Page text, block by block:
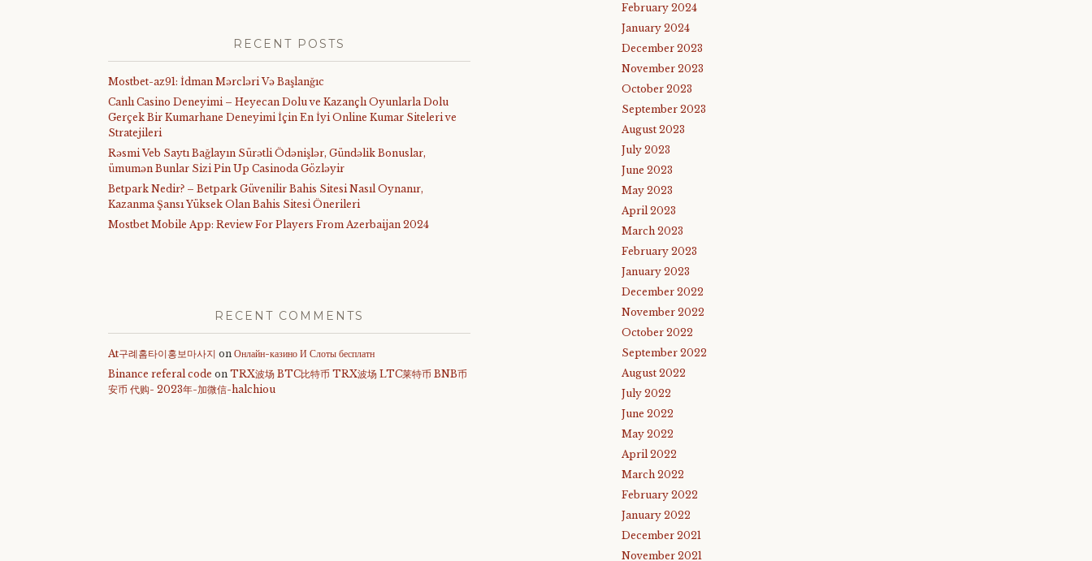
RECENT POSTS
Mostbet-az91: İdman Mərcləri Və Başlanğıc
Canlı Casino Deneyimi – Heyecan Dolu ve Kazançlı Oyunlarla Dolu
Gerçek Bir Kumarhane Deneyimi İçin En İyi Online Kumar Siteleri ve
Stratejileri
Rəsmi Veb Saytı Bağlayın️ Sürətli Ödənişlər, Gündəlik Bonuslar,
ümumən Bunlar Sizi Pin Up Casinoda Gözləyir
Betpark Nedir? – Betpark Güvenilir Bahis Sitesi Nasıl Oynanır,
Kazanma Şansı Yüksek Olan Bahis Sitesi Önerileri
Mostbet Mobile App: Review For Players From Azerbaijan 2024
RECENT COMMENTS
At구례홈타이홍보마사지 onОнлайн-казино И Слоты бесплатн
Binance referal code onTRX波场 BTC比特币 TRX波场 LTC莱特币 BNB币
安币 代购- 2023年-加微信-halchiou
February 2024
January 2024
December 2023
November 2023
October 2023
September 2023
August 2023
July 2023
June 2023
May 2023
April 2023
March 2023
February 2023
January 2023
December 2022
November 2022
October 2022
September 2022
August 2022
July 2022
June 2022
May 2022
April 2022
March 2022
February 2022
January 2022
December 2021
November 2021